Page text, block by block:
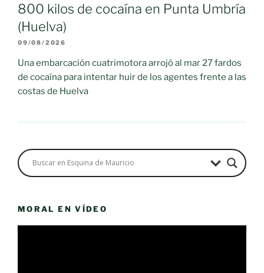
800 kilos de cocaína en Punta Umbría
(Huelva)
09/08/2026
Una embarcación cuatrimotora arrojó al mar 27 fardos
de cocaína para intentar huir de los agentes frente a las
costas de Huelva
MORAL EN VÍDEO